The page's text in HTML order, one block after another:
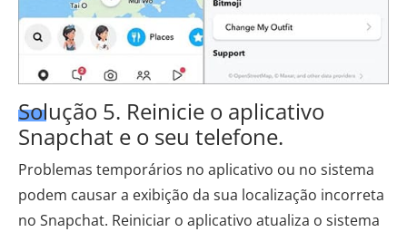
Solução 5. Reinicie o aplicativo
Snapchat e o seu telefone.
Problemas temporários no aplicativo ou no sistema
podem causar a exibição da sua localização incorreta
no Snapchat. Reiniciar o aplicativo atualiza o sistema